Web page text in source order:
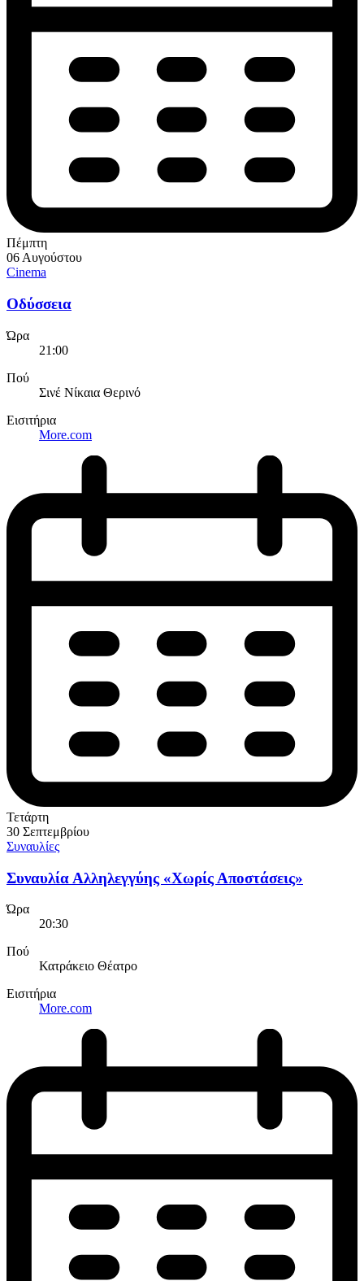
Πέμπτη
06 Αυγούστου
Cinema
Οδύσσεια
Ώρα
21:00
Πού
Σινέ Νίκαια Θερινό
Εισιτήρια
More.com
Τετάρτη
30 Σεπτεμβρίου
Συναυλίες
Συναυλία Αλληλεγγύης «Χωρίς Αποστάσεις»
Ώρα
20:30
Πού
Κατράκειο Θέατρο
Εισιτήρια
More.com